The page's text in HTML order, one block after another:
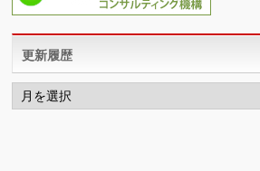
更新履歴
更
新
履